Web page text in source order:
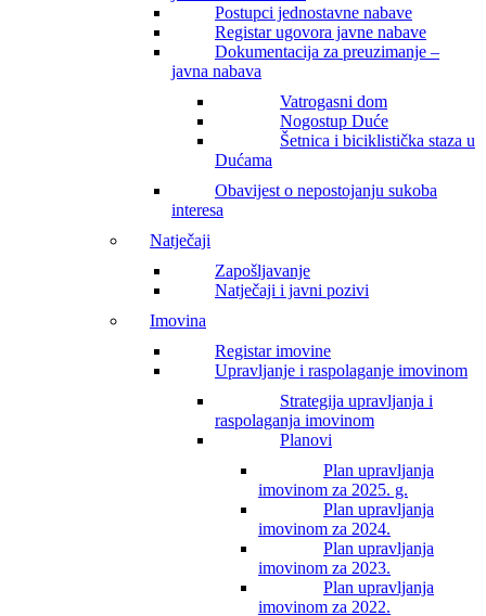
Postupci jednostavne nabave
Registar ugovora javne nabave
Dokumentacija za preuzimanje –
javna nabava
Vatrogasni dom
Nogostup Duće
Šetnica i biciklistička staza u
Dućama
Obavijest o nepostojanju sukoba
interesa
Natječaji
Zapošljavanje
Natječaji i javni pozivi
Imovina
Registar imovine
Upravljanje i raspolaganje imovinom
Strategija upravljanja i
raspolaganja imovinom
Planovi
Plan upravljanja
imovinom za 2025. g.
Plan upravljanja
imovinom za 2024.
Plan upravljanja
imovinom za 2023.
Plan upravljanja
imovinom za 2022.